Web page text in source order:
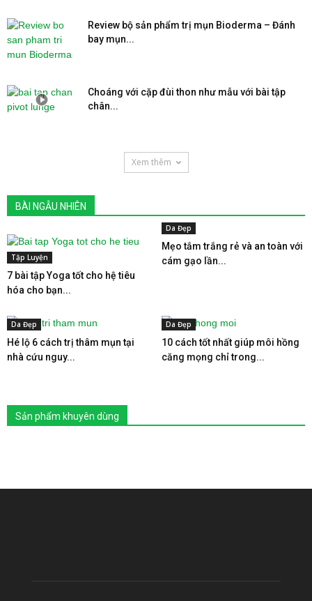
Review bộ sản phẩm trị mụn Bioderma – Đánh
bay mụn...
Choáng với cặp đùi thon như mẫu với bài tập
chân...
Xem thêm
BÀI NGẪU NHIÊN
Tập Luyện
7 bài tập Yoga tốt cho hệ tiêu
hóa cho bạn...
Da Đẹp
Mẹo tắm trắng rẻ và an toàn với
cám gạo lần...
Da Đẹp
Hé lộ 6 cách trị thâm mụn tại
nhà cứu nguy...
Da Đẹp
10 cách tốt nhất giúp môi hồng
căng mọng chỉ trong...
Sản phẩm khuyên dùng